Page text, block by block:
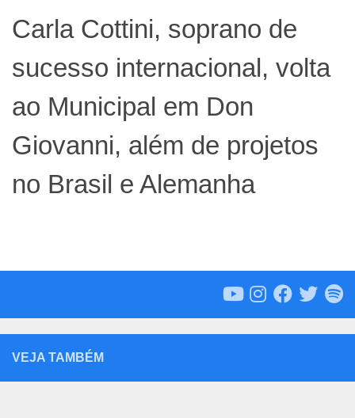
Carla Cottini, soprano de
sucesso internacional, volta
ao Municipal em Don
Giovanni, além de projetos
no Brasil e Alemanha
VEJA TAMBÉM